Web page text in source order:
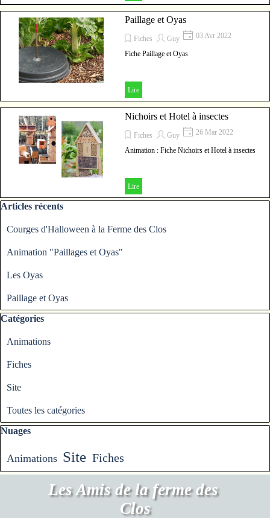
Paillage et Oyas
Fiches Guy 03 Avr 2022
Fiche Paillage et Oyas
Lire
Nichoirs et Hotel à insectes
Fiches Guy 26 Mar 2022
Animation : Fiche Nichoirs et Hotel à insectes
Lire
Sauter le bloc Articles récents
Articles récents
Courges d'Halloween à la Ferme des Clos
Animation "Paillages et Oyas"
Les Oyas
Paillage et Oyas
Sauter le bloc Catégories
Catégories
Animations
Fiches
Site
Toutes les catégories
Sauter le bloc Nuages
Nuages
Animations Site Fiches
Les Amis de la ferme des
Clos